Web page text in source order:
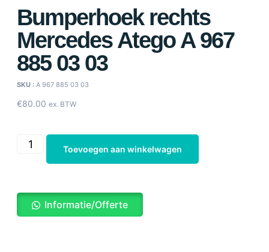
Bumperhoek rechts
Mercedes Atego A 967
885 03 03
SKU : A 967 885 03 03
€80.00 ex. BTW
Toevoegen aan winkelwagen
Informatie/Offerte